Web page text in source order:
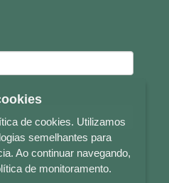
de cookies. Utilizamos
semelhantes para
Ao continuar navegando,
de monitoramento.